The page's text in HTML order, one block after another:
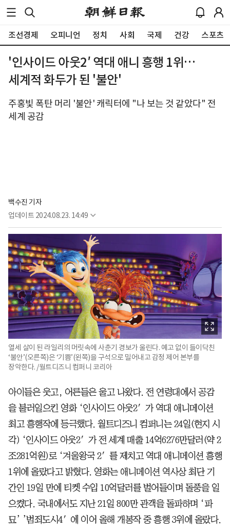
조선경제 오피니언 정치 사회 국제 건강 스포츠
'인사이드 아웃2′ 역대 애니 흥행 1위…
세계적 화두가 된 '불안'
주홍빛 폭탄 머리 '불안' 캐릭터에 "나 보는 것 같았다" 전
세계 공감
백수진 기자
업데이트 2024.08.23. 14:49
열세 살이 된 라일리의 머릿속에 사춘기 경보가 울린다. 예고 없이 들이닥친
‘불안’(오른쪽)은 ‘기쁨’(왼쪽)을 구석으로 밀어내고 감정 제어 본부를
장악한다. /월트디즈니 컴퍼니 코리아
아이들은 웃고, 어른들은 울고 나왔다. 전 연령대에서 공감
을 불러일으킨 영화 ‘인사이드 아웃2′가 역대 애니메이션
최고 흥행작에 등극했다. 월트디즈니 컴퍼니는 24일(현지 시
각) ‘인사이드 아웃2′가 전 세계 매출 14억6276만달러(약 2
조281억원)로 ‘겨울왕국 2′를 제치고 역대 애니메이션 흥행
1위에 올랐다고 밝혔다. 영화는 애니메이션 역사상 최단 기
간인 19일 만에 티켓 수입 10억달러를 벌어들이며 돌풍을 일
으켰다. 국내에서도 지난 21일 800만 관객을 돌파하며 ‘파
묘’ ’범죄도시4′에 이어 올해 개봉작 중 흥행 3위에 올랐다.